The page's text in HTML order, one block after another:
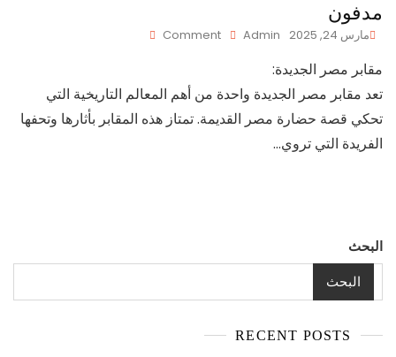
مدفون
مارس 24, 2025 Admin
Comment
مصر
الجديدة:
رحلة
مقابر مصر الجديدة:
تعد مقابر مصر الجديدة واحدة من أهم المعالم التاريخية التي
تحكي قصة حضارة مصر القديمة. تمتاز هذه المقابر بأثارها وتحفها
الفريدة التي تروي…
البحث
البحث
RECENT POSTS